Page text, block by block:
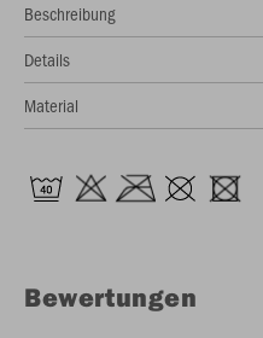
Beschreibung
Details
Material
Bewertungen